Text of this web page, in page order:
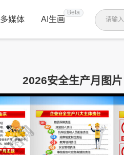
多媒体 AI生画
Beta
请输入
2026安全生产月图片